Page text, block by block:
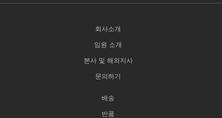
회사소개
임원 소개
본사 및 해외지사
문의하기
배송
반품